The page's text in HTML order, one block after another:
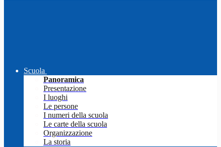
Scuola
Panoramica
Presentazione
I luoghi
Le persone
I numeri della scuola
Le carte della scuola
Organizzazione
La storia